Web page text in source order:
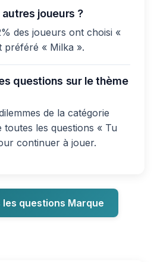
joueurs ?
des joueurs ont choisi «
préféré « Milka ».
questions sur le thème
de la catégorie
les questions « Tu
continuer à jouer.
questions Marque